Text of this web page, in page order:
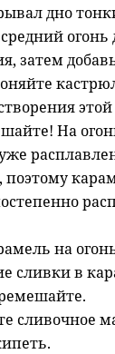
дно
огонь
затем
На
поэтому
на
сливки в
сливочное